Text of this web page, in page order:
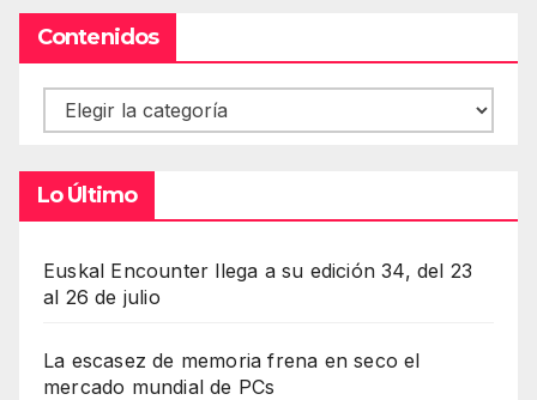
Contenidos
Contenidos
Lo Último
Euskal Encounter llega a su edición 34, del 23
al 26 de julio
La escasez de memoria frena en seco el
mercado mundial de PCs